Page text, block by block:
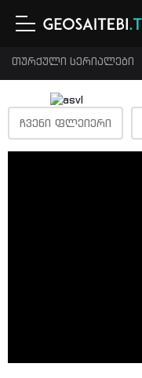
თურქული სერიალები
ᲩᲕᲔᲜᲘ ᲤᲚᲔᲘᲔᲠᲘ